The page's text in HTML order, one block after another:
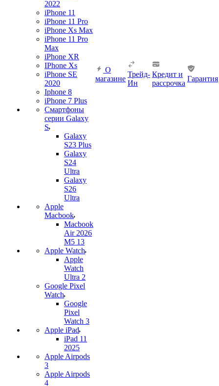
2022
iPhone 11
iPhone 11 Pro
iPhone Xs Max
iPhone 11 Pro
Max
iPhone XR
IPhone Xs
iPhone SE
2020
Iphone 8
iPhone 7 Plus
Смартфоны
серии Galaxy
S
Galaxy
S23 Plus
Galaxy
S24
Ultra
Galaxy
S26
Ultra
Apple
Macbook
Macbook
Air 2026
M5 13
Apple Watch
Apple
Watch
Ultra 2
Google Pixel
Watch
Google
Pixel
Watch 3
Apple iPad
iPad 11
2025
Apple Airpods
3
Apple Airpods
4
О
магазине
Трейд-
Ин
Кредит и
рассрочка
Гарантия